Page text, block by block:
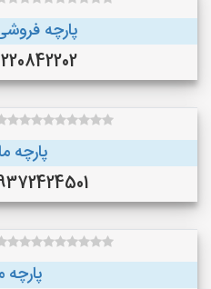
پارچه
09220842202
پارچه
09372424501
پارچه